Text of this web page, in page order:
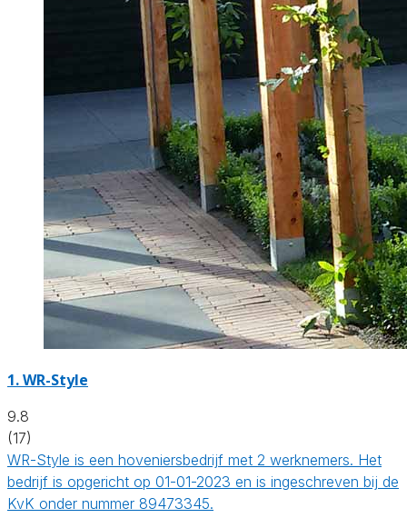
1.WR-Style
9.8
(17)
WR-Style is een hoveniersbedrijf met 2 werknemers. Het
bedrijf is opgericht op 01-01-2023 en is ingeschreven bij de
KvK onder nummer 89473345.